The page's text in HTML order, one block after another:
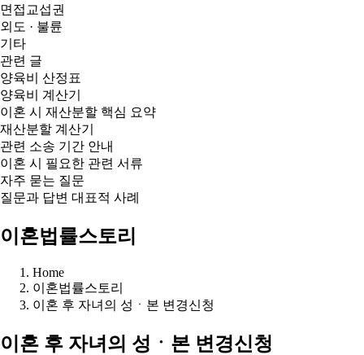
면접교섭권
외도 · 불륜
기타
관련 글
양육비 산정표
양육비 계산기
이혼 시 재산분할 핵심 요약
재산분할 계산기
관련 소송 기간 안내
이혼 시 필요한 관련 서류
자주 묻는 질문
질문과 답변 대표적 사례
이혼법률스토리
Home
이혼법률스토리
이혼 후 자녀의 성ㆍ본 변경신청
이혼 후 자녀의 성ㆍ본 변경신청